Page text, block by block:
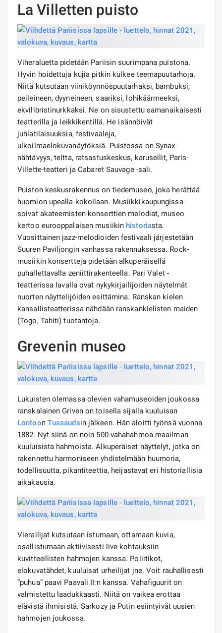
La Villetten puisto
Viheraluetta pidetään Pariisin suurimpana puistona.
Hyvin hoidettuja kujia pitkin kulkee teemapuutarhoja.
Niitä kutsutaan viiniköynnöspuutarhaksi, bambuksi,
peileineen, dyyneineen, saariksi, lohikäärmeeksi,
ekvilibristinurkkaksi. Ne on sisustettu samanaikaisesti
teatterilla ja leikkikentillä. He isännöivät
juhlatilaisuuksia, festivaaleja,
ulkoilmaelokuvanäytöksiä. Puistossa on Synax-
nähtävyys, teltta, ratsastuskeskus, karusellit, Paris-
Villette-teatteri ja Cabaret Sauvage -sali.
Puiston keskusrakennus on tiedemuseo, joka herättää
huomion upealla kokollaan. Musiikkikaupungissa
soivat akateemisten konserttien melodiat, museo
kertoo eurooppalaisen musiikin historiasta.
Vuosittainen jazz-melodioiden festivaali järjestetään
Suuren Paviljongin vanhassa rakennuksessa. Rock-
musiikin konsertteja pidetään alkuperäisellä
puhallettavalla zeniittirakenteella. Pari Valet -
teatterissa lavalla ovat nykykirjailijoiden näytelmät
nuorten näyttelijöiden esittämina. Ranskan kielen
kansallisteatterissa nähdään ranskankielisten maiden
(Togo, Tahiti) tuotantoja.
Grevenin museo
Lukuisten olemassa olevien vahamuseoiden joukossa
ranskalainen Griven on toisella sijalla kuuluisan
Lontoon Tussaudsin jälkeen. Hän aloitti työnsä vuonna
1882. Nyt siinä on noin 500 vahahahmoa maailman
kuuluisista hahmoista. Alkuperäiset näyttelyt, jotka on
rakennettu harmoniseen yhdistelmään huumoria,
todellisuutta, pikantiteettia, heijastavat eri historiallisia
aikakausia.
Vierailijat kutsutaan istumaan, ottamaan kuvia,
osallistumaan aktiivisesti live-kohtauksiin
kuvitteellisten hahmojen kanssa. Poliitikot,
elokuvatähdet, kuuluisat urheilijat jne. Voit rauhallisesti
”puhua” paavi Paavali II:n kanssa. Vahafiguurit on
valmistettu laadukkaasti. Niitä on vaikea erottaa
elävistä ihmisistä. Sarkozy ja Putin esiintyivät uusien
hahmojen joukossa.